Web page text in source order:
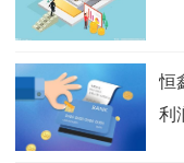
恒
利